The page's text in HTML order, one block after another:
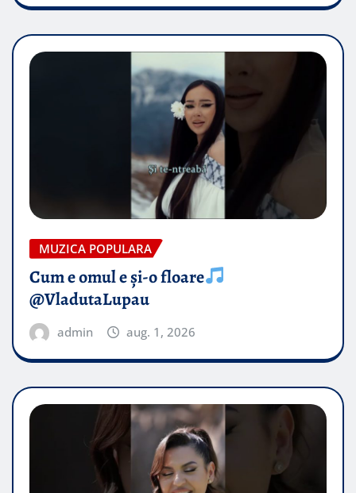
MUZICA POPULARA
Cum e omul e și-o floare
@VladutaLupau
admin aug. 1, 2026